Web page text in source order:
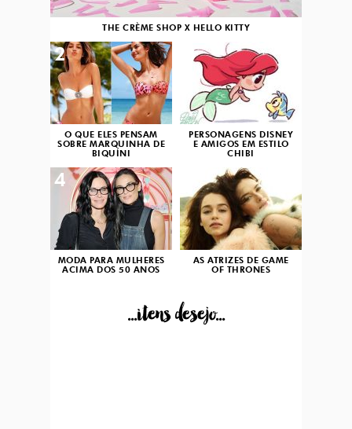
THE CRÈME SHOP X HELLO KITTY
O QUE ELES PENSAM
SOBRE MARQUINHA DE
BIQUÍNI
2
PERSONAGENS DISNEY
E AMIGOS EM ESTILO
CHIBI
3
MODA PARA MULHERES
ACIMA DOS 50 ANOS
4
AS ATRIZES DE GAME
OF THRONES
...itens desejo...